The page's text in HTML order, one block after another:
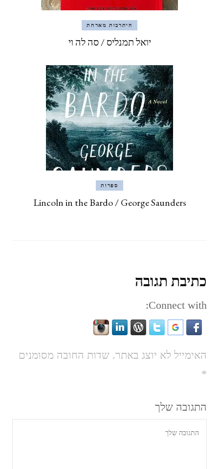
היתרבות מארחת
יואל תמנליס / סה לה וי
ספרות
Lincoln in the Bardo / George Saunders
כתיבת תגובה
Connect with:
האימייל לא יוצג באתר. שדות החובה מסומנים
*
התגובה שלך